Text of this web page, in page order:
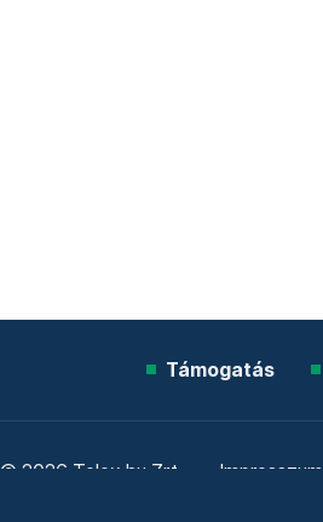
Támogatás
© 2026 Telex.hu Zrt. Impresszum